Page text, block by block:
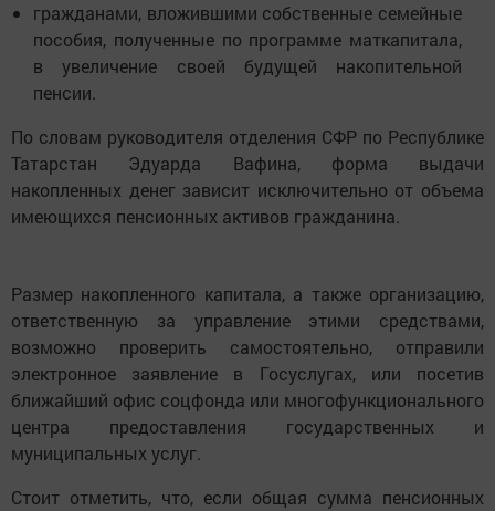
гражданами, вложившими собственные семейные
пособия, полученные по программе маткапитала,
в увеличение своей будущей накопительной
пенсии.
По словам руководителя отделения СФР по Республике
Татарстан Эдуарда Вафина, форма выдачи
накопленных денег зависит исключительно от объема
имеющихся пенсионных активов гражданина.
Размер накопленного капитала, а также организацию,
ответственную за управление этими средствами,
возможно проверить самостоятельно, отправили
электронное заявление в Госуслугах, или посетив
ближайший офис соцфонда или многофункционального
центра предоставления государственных и
муниципальных услуг.
Стоит отметить, что, если общая сумма пенсионных